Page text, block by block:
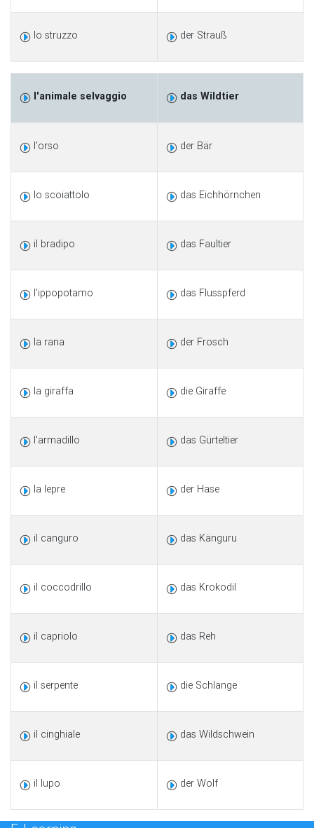
lo struzzo der Strauß
l'animale selvaggio das Wildtier
l'orso der Bär
lo scoiattolo das Eichhörnchen
il bradipo das Faultier
l'ippopotamo das Flusspferd
la rana der Frosch
la giraffa die Giraffe
l'armadillo das Gürteltier
la lepre der Hase
il canguro das Känguru
il coccodrillo das Krokodil
il capriolo das Reh
il serpente die Schlange
il cinghiale das Wildschwein
il lupo der Wolf